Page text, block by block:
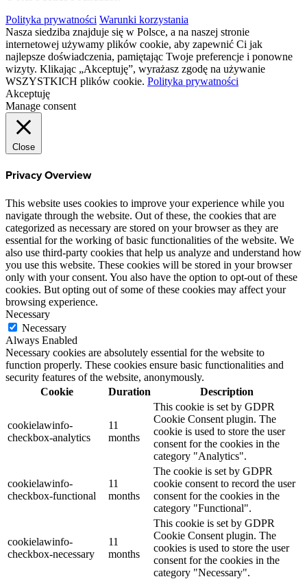
Polityka prywatności Warunki korzystania
Nasza siedziba znajduje się w Polsce, a na naszej stronie
internetowej używamy plików cookie, aby zapewnić Ci jak
najlepsze doświadczenia, pamiętając Twoje preferencje i ponowne
wizyty. Klikając „Akceptuję”, wyrażasz zgodę na używanie
WSZYSTKICH plików cookie. Polityka prywatności
Akceptuję
Manage consent
Close
Privacy Overview
This website uses cookies to improve your experience while you
navigate through the website. Out of these, the cookies that are
categorized as necessary are stored on your browser as they are
essential for the working of basic functionalities of the website. We
also use third-party cookies that help us analyze and understand how
you use this website. These cookies will be stored in your browser
only with your consent. You also have the option to opt-out of these
cookies. But opting out of some of these cookies may affect your
browsing experience.
Necessary
Necessary
Always Enabled
Necessary cookies are absolutely essential for the website to
function properly. These cookies ensure basic functionalities and
security features of the website, anonymously.
Cookie
Duration Description
cookielawinfo-
checkbox-analytics
11
months
This cookie is set by GDPR
Cookie Consent plugin. The
cookie is used to store the user
consent for the cookies in the
category "Analytics".
cookielawinfo-
checkbox-functional
11
months
The cookie is set by GDPR
cookie consent to record the user
consent for the cookies in the
category "Functional".
cookielawinfo-
checkbox-necessary
11
months
This cookie is set by GDPR
Cookie Consent plugin. The
cookies is used to store the user
consent for the cookies in the
category "Necessary".